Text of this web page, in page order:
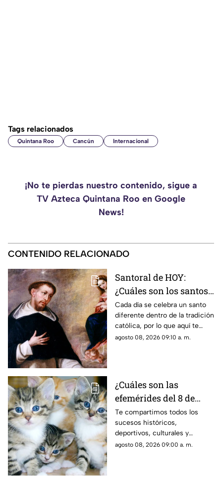
Tags relacionados
Quintana Roo Cancún Internacional
¡No te pierdas nuestro contenido, sigue a
TV Azteca Quintana Roo en Google
News!
CONTENIDO RELACIONADO
Santoral de HOY:
¿Cuáles son los santos
que se celebran este
sábado 8 de agosto de
2026?
Cada día se celebra un santo
diferente dentro de la tradición
católica, por lo que aquí te
compartimos el santoral
agosto 08, 2026 09:10 a. m.
¿Cuáles son las
efemérides del 8 de
agosto? Esto se celebra
un día como hoy en
México y el mundo
Te compartimos todos los
sucesos históricos,
deportivos, culturales y
divertidos que marcaron las
agosto 08, 2026 09:00 a. m.